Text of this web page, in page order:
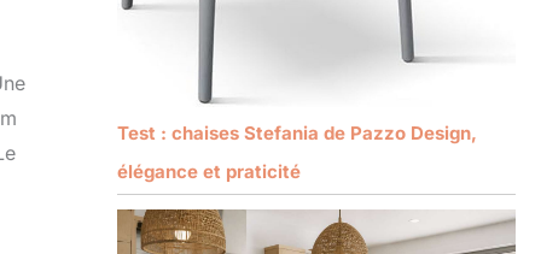
Test : chaises Stefania de Pazzo Design,
élégance et praticité